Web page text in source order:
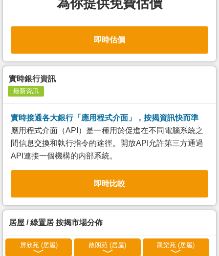
為你提供免費估價
即時估價
實時銀行資訊
最新資訊
實時接通各大銀行「應用程式介面」，按揭資訊快而準
應用程式介面（API）是一種用於促進在不同電腦系統之
間信息交換和執行指令的途徑。開放API允許第三方通過
API連接一個機構的内部系統。
即時比較
居屋 / 綠置居 按揭市場分佈
屏欣苑 (居屋) 啟朗苑 (居屋) 凱樂苑 (居屋)